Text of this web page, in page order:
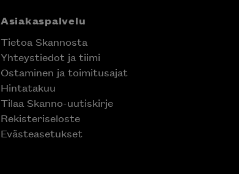
Asiakaspalvelu
Tietoa Skannosta
Yhteystiedot ja tiimi
Ostaminen ja toimitusajat
Hintatakuu
Tilaa Skanno-uutiskirje
Rekisteriseloste
Evästeasetukset